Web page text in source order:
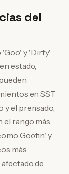
del
'Goo' y 'Dirty'
estado,
en SST
y el prensado,
el rango más
Goofin' y
más
de